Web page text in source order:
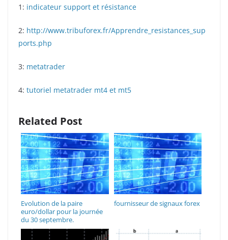
1: indicateur support et résistance
2: http://www.tribuforex.fr/Apprendre_resistances_sup
ports.php
3: metatrader
4: tutoriel metatrader mt4 et mt5
Related Post
Evolution de la paire
euro/dollar pour la journée
du 30 septembre.
fournisseur de signaux forex